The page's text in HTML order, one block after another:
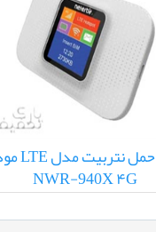
اینترنت رادیویی آسیاتک